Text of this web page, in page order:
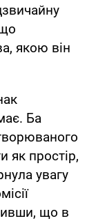
якою він
Ба
як простір,
увагу
що в